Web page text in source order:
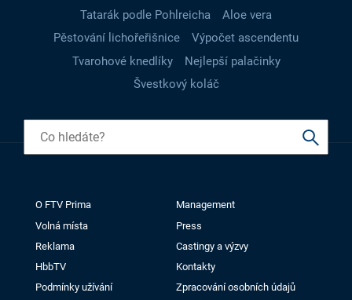
Tatarák podle Pohlreicha
Aloe vera
Pěstování lichořeřišnice
Výpočet ascendentu
Tvarohové knedlíky
Nejlepší palačinky
Švestkový koláč
O FTV Prima
Management
Volná místa
Press
Reklama
Castingy a výzvy
HbbTV
Kontakty
Podmínky užívání
Zpracování osobních údajů